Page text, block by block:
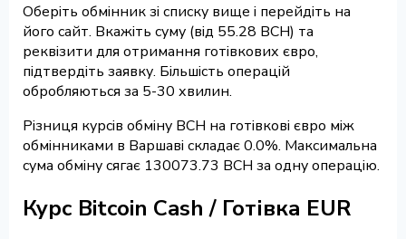
Оберіть обмінник зі списку вище і перейдіть на
його сайт. Вкажіть суму (від 55.28 BCH) та
реквізити для отримання готівкових євро,
підтвердіть заявку. Більшість операцій
обробляються за 5-30 хвилин.
Різниця курсів обміну BCH на готівкові євро між
обмінниками в Варшаві складає 0.0%. Максимальна
сума обміну сягає 130073.73 BCH за одну операцію.
Курс Bitcoin Cash / Готівка EUR